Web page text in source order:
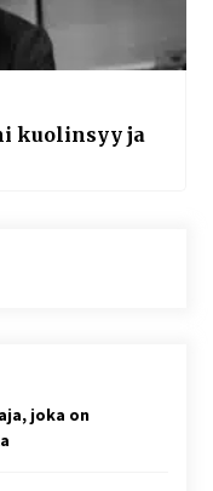
kuolinsyy ja
joka on